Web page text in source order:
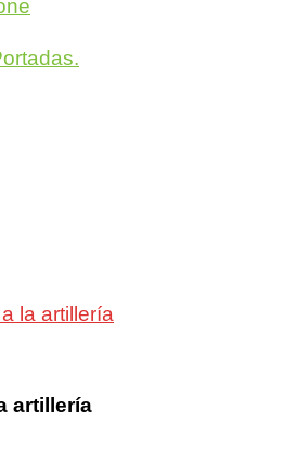
la artillería
artillería